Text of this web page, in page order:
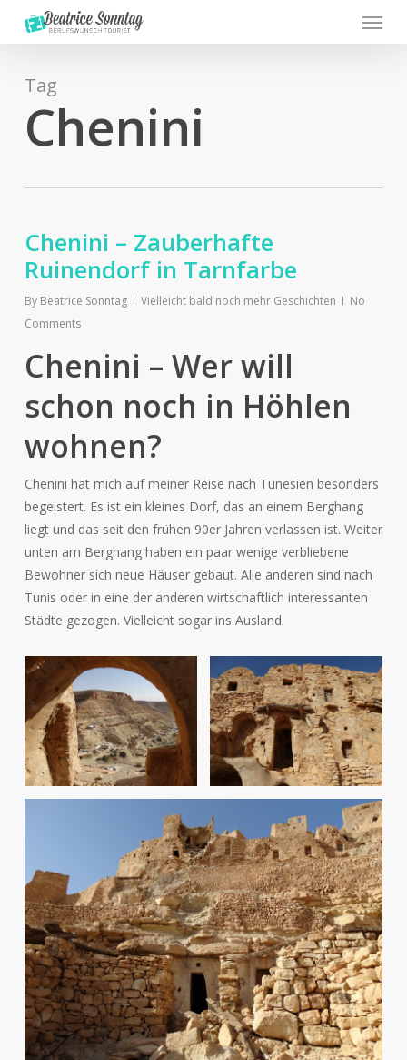
content
Menu
Tag
Chenini
Chenini – Zauberhafte
Ruinendorf in Tarnfarbe
By Beatrice Sonntag Vielleicht bald noch mehr Geschichten
No
Comments
Chenini – Wer will
schon noch in Höhlen
wohnen?
Chenini hat mich auf meiner Reise nach Tunesien besonders
begeistert. Es ist ein kleines Dorf, das an einem Berghang
liegt und das seit den frühen 90er Jahren verlassen ist. Weiter
unten am Berghang haben ein paar wenige verbliebene
Bewohner sich neue Häuser gebaut. Alle anderen sind nach
Tunis oder in eine der anderen wirtschaftlich interessanten
Städte gezogen. Vielleicht sogar ins Ausland.